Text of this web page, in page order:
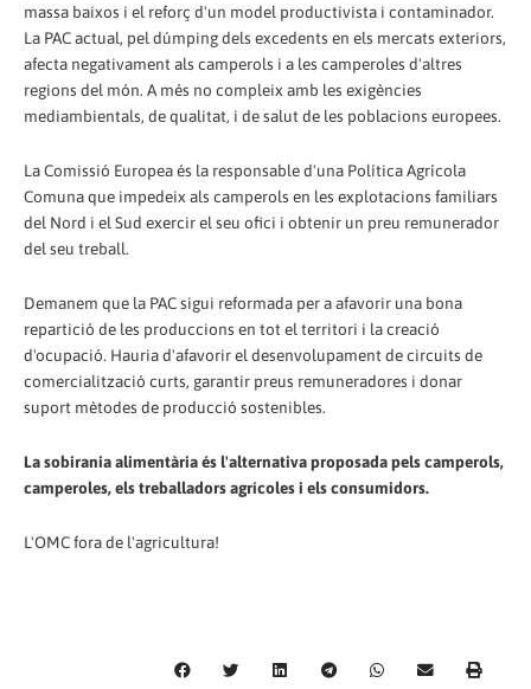
massa baixos i el reforç d'un model productivista i contaminador.
La PAC actual, pel dúmping dels excedents en els mercats exteriors,
afecta negativament als camperols i a les camperoles d'altres
regions del món. A més no compleix amb les exigències
mediambientals, de qualitat, i de salut de les poblacions europees.
La Comissió Europea és la responsable d'una Política Agrícola
Comuna que impedeix als camperols en les explotacions familiars
del Nord i el Sud exercir el seu ofici i obtenir un preu remunerador
del seu treball.
Demanem que la PAC sigui reformada per a afavorir una bona
repartició de les produccions en tot el territori i la creació
d'ocupació. Hauria d'afavorir el desenvolupament de circuits de
comercialització curts, garantir preus remuneradores i donar
suport mètodes de producció sostenibles.
La sobirania alimentària és l'alternativa proposada pels camperols,
camperoles, els treballadors agrícoles i els consumidors.
L'OMC fora de l'agricultura!